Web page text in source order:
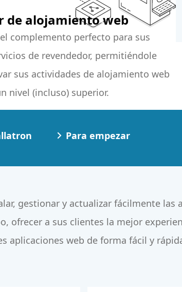
de alojamiento web
nivel (incluso) superior.
Para empezar
gestionar y actualizar fácilmente las
ofrecer a sus clientes la mejor
aplicaciones web de forma fácil y